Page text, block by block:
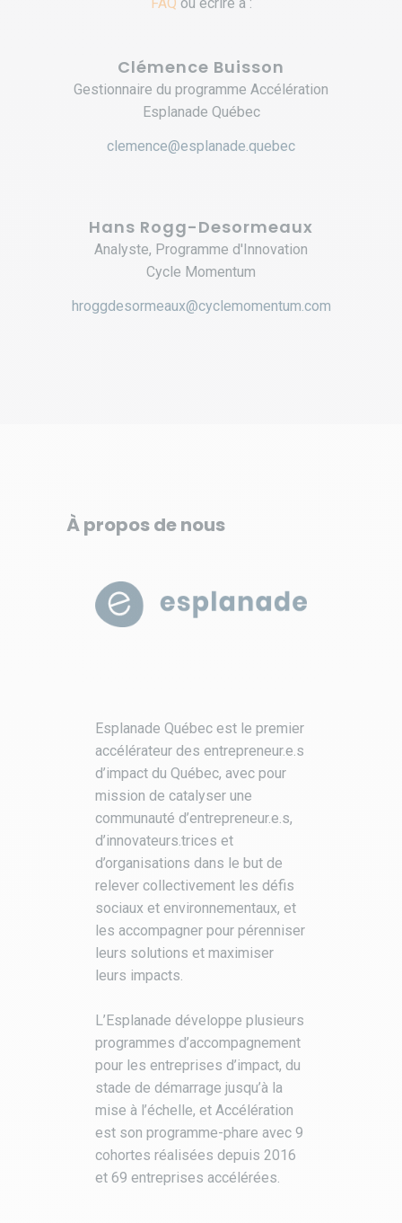
FAQ ou écrire à :
Clémence Buisson
Gestionnaire du programme Accélération
Esplanade Québec
clemence@esplanade.quebec
Hans Rogg-Desormeaux
Analyste, Programme d'Innovation
Cycle Momentum
hroggdesormeaux@cyclemomentum.com
À propos de nous
Esplanade Québec est le premier
accélérateur des entrepreneur.e.s
d’impact du Québec, avec pour
mission de catalyser une
communauté d’entrepreneur.e.s,
d’innovateurs.trices et
d’organisations dans le but de
relever collectivement les défis
sociaux et environnementaux, et
les accompagner pour pérenniser
leurs solutions et maximiser
leurs impacts.
L’Esplanade développe plusieurs
programmes d’accompagnement
pour les entreprises d’impact, du
stade de démarrage jusqu’à la
mise à l’échelle, et Accélération
est son programme-phare avec 9
cohortes réalisées depuis 2016
et 69 entreprises accélérées.